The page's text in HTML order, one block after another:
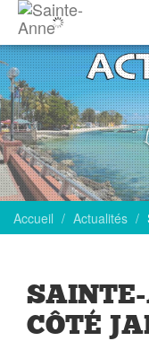
Accueil Actualités
CÔTÉ